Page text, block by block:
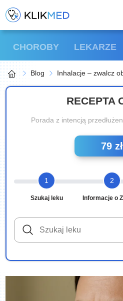
CHOROBY LEKARZE
Blog Inhalacje – zwalcz
RECEPTA
Porada z intencją
79 zł
1
Szukaj leku
2
Informacje o